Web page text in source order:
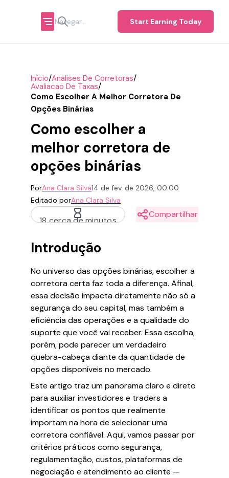
Start Earning Today
Início/Analises De Corretoras/
Avaliacao De Taxas/
Como Escolher A Melhor Corretora De
Opções Binárias
Como escolher a
melhor corretora de
opções binárias
PorAna Clara Silva14 de fev. de 2026, 00:00
Editado porAna Clara Silva
18 cerca de minutos
Compartilhar
Introdução
No universo das opções binárias, escolher a
corretora certa faz toda a diferença. Afinal,
essa decisão impacta diretamente não só a
segurança do seu capital, mas também a
eficiência das operações e a qualidade do
suporte que você vai receber. Essa escolha,
porém, pode parecer um verdadeiro
quebra-cabeça diante da quantidade de
opções disponíveis no mercado.
Este artigo traz um panorama claro e direto
para auxiliar investidores e traders a
identificar os pontos que realmente
importam na hora de selecionar uma
corretora confiável. Aqui, vamos passar por
critérios práticos como segurança,
regulamentação, custos, plataformas de
negociação e atendimento ao cliente —